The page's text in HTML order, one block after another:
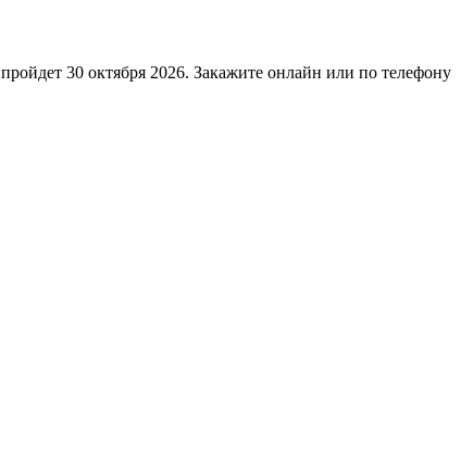
30 октября 2026. Закажите онлайн или по телефону